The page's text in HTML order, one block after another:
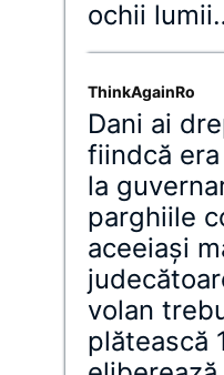
ochii
ThinkAgainRo
Dani ai
fiindcă
la
parghiile
aceeiaşi
volan
plătească